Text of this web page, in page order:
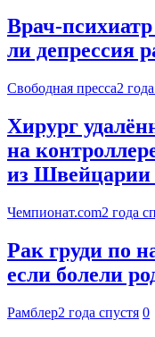
Врач-
ли депрессия
Свободная пресса2
Хирург
на
из Швейцарии
Чемпионат.com2 года
Рак груди по
если болели
Рамблер2 года спустя 0